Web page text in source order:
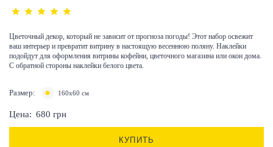
Цветочный декор, который не зависит от прогноза погоды! Этот набор освежит
ваш интерьер и превратит витрину в настоящую весеннюю поляну. Наклейки
подойдут для оформления витрины кофейни, цветочного магазина или окон дома.
С обратной стороны наклейки белого цвета.
Размер: 160х60 см
Цена: 680 грн
КУПИТЬ